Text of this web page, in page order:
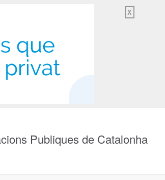
X
Publiques de Catalonha